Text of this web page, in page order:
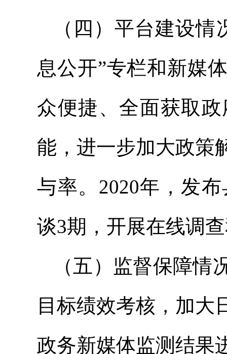
（四）平台建设
息公开”专栏和新媒
众便捷、全面获取
能，进一步加大政策
与率。2020年，发
谈3期，开展在线调
（五）监督保障
目标绩效考核，加大
政务新媒体监测结果